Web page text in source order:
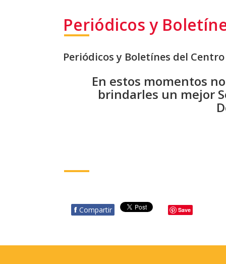
Periódicos y
Periódicos y Boletínes del
En estos momentos
brindarles un mejor
f Compartir Save